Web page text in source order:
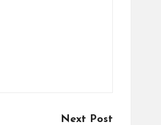
Next Post